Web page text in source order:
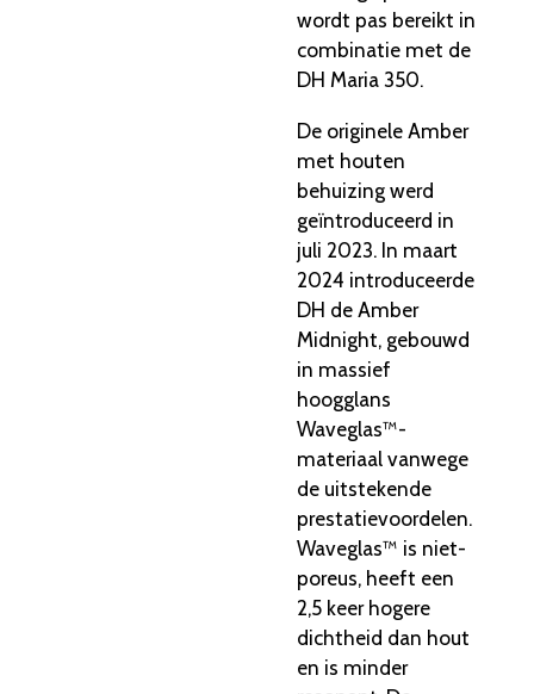
wordt pas bereikt in
combinatie met de
DH Maria 350.
De originele Amber
met houten
behuizing werd
geïntroduceerd in
juli 2023. In maart
2024 introduceerde
DH de Amber
Midnight, gebouwd
in massief
hoogglans
Waveglas™-
materiaal vanwege
de uitstekende
prestatievoordelen.
Waveglas™ is niet-
poreus, heeft een
2,5 keer hogere
dichtheid dan hout
en is minder